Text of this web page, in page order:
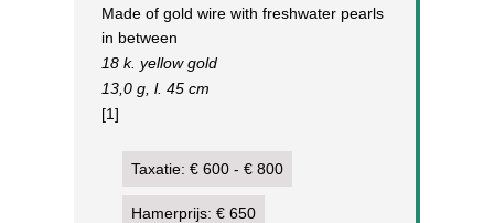
Made of gold wire with freshwater pearls
in between
18 k. yellow gold
13,0 g, l. 45 cm
[1]
Taxatie: € 600 - € 800
Hamerprijs: € 650